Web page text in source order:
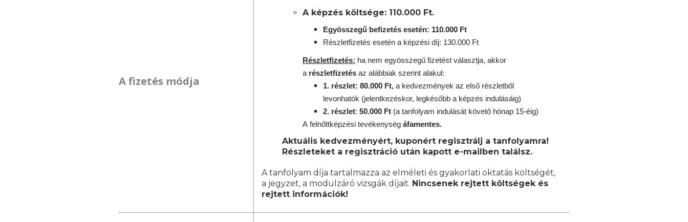
A fizetés módja
A képzés költsége: 110.000 Ft.
Egyösszegű befizetés esetén: 110.000 Ft
Részletfizetés esetén a képzési díj: 130.000 Ft
Részletfizetés: ha nem egyösszegű fizetést választja, akkor
a részletfizetés az alábbiak szerint alakul:
1. részlet: 80.000 Ft, a kedvezmények az első részletből
levonhatók (jelentkezéskor, legkésőbb a képzés indulásáig)
2. részlet: 50.000 Ft (a tanfolyam indulását követő hónap 15-éig)
A felnőttképzési tevékenység áfamentes.
Aktuális kedvezményért, kuponért regisztrálj a tanfolyamra!
Részleteket a regisztráció után kapott e-mailben találsz.
A tanfolyam díja tartalmazza az elméleti és gyakorlati oktatás költségét,
a jegyzet, a modulzáró vizsgák díjait. Nincsenek rejtett költségek és
rejtett információk!